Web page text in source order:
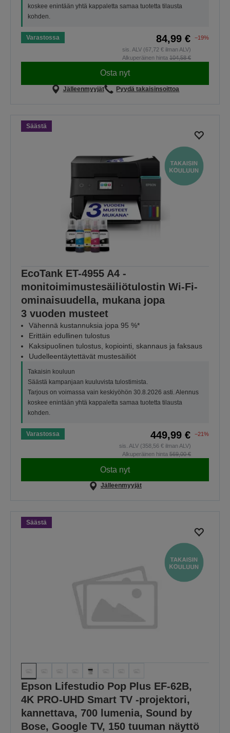
koskee enintään yhtä kappaletta samaa tuotetta tilausta
kohden.
Varastossa 84,99 €
−19%
sis. ALV (67,72 € ilman ALV)
Alkuperäinen hinta 104,58 €
Osta nyt
Jälleenmyyjät Pyydä takaisinsoittoa
Säästä
EcoTank ET-4955 A4 -
monitoimimustesäiliötulostin Wi-Fi-
ominaisuudella, mukana jopa
3 vuoden musteet
Vähennä kustannuksia jopa 95 %*
Erittäin edullinen tulostus
Kaksipuolinen tulostus, kopiointi, skannaus ja faksaus
Uudelleentäytettävät mustesäiliöt
Takaisin kouluun
Säästä kampanjaan kuuluvista tulostimista.
Tarjous on voimassa vain keskiyöhön 30.8.2026 asti. Alennus
koskee enintään yhtä kappaletta samaa tuotetta tilausta
kohden.
Varastossa 449,99 €
−21%
sis. ALV (358,56 € ilman ALV)
Alkuperäinen hinta 569,00 €
Osta nyt
Jälleenmyyjät
Säästä
Epson Lifestudio Pop Plus EF-62B,
4K PRO-UHD Smart TV ‑projektori,
kannettava, 700 lumenia, Sound by
Bose, Google TV, 150 tuuman näyttö